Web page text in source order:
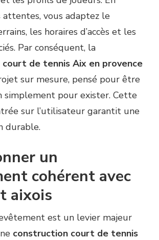
attentes, vous adaptez le
les horaires d’accès et les
Par conséquent, la
de tennis Aix en provence
sur mesure, pensé pour être
simplement pour exister. Cette
sur l’utilisateur garantit une
durable.
un
cohérent avec
aixois
est un levier majeur
construction court de tennis